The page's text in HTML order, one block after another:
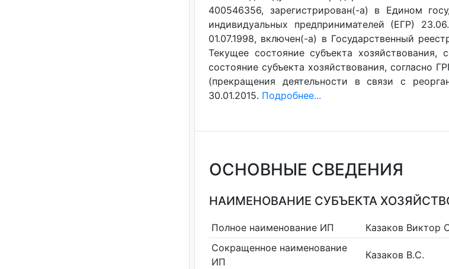
400546356, зарегистрирован(-а) в Едином
индивидуальных предпринимателей (ЕГР)
01.07.1998, включен(-a) в Государственный
Текущее состояние субъекта
состояние субъекта хозяйствования, согласно
(прекращения деятельности в связи с
30.01.2015. Подробнее...
ОСНОВНЫЕ СВЕДЕНИЯ
НАИМЕНОВАНИЕ СУБЪЕКТА
Полное наименование ИП
Казаков Виктор
Сокращенное наименование
ИП
Казаков В.С.